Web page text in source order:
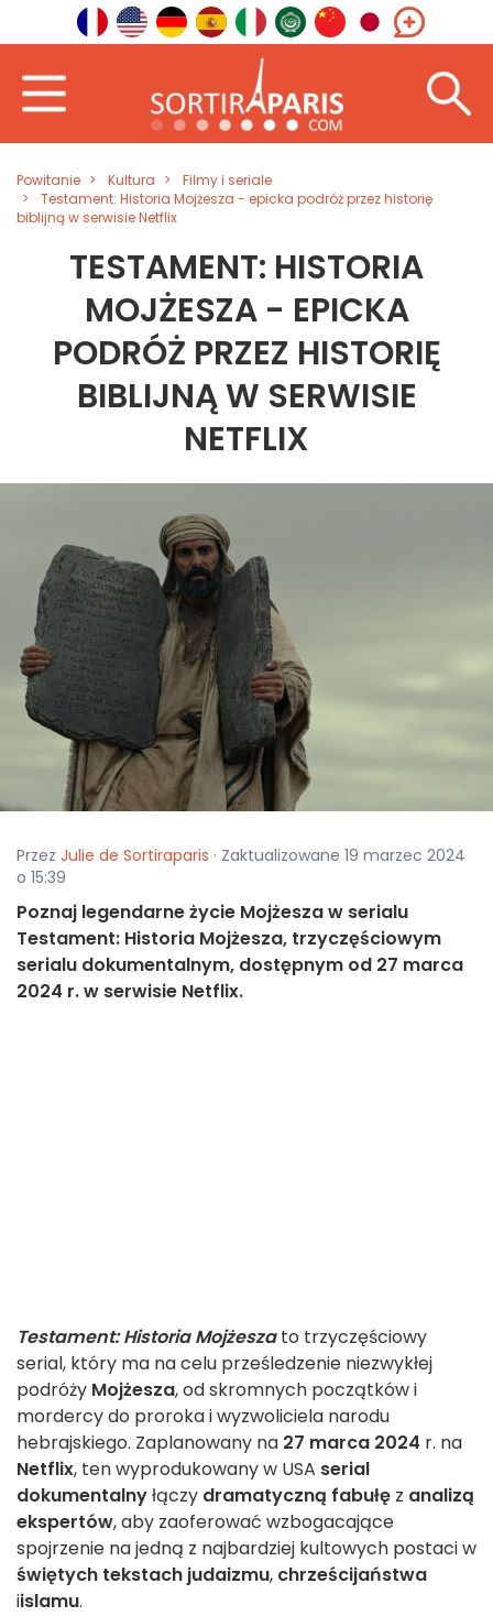
Powitanie Kultura
Filmy i seriale
Testament: Historia Mojżesza - epicka podróż przez historię
biblijną w serwisie Netflix
TESTAMENT: HISTORIA
MOJŻESZA - EPICKA
PODRÓŻ PRZEZ HISTORIĘ
BIBLIJNĄ W SERWISIE
NETFLIX
Przez Julie de Sortiraparis · Zaktualizowane 19 marzec 2024
o 15:39
Poznaj legendarne życie Mojżesza w serialu
Testament: Historia Mojżesza, trzyczęściowym
serialu dokumentalnym, dostępnym od 27 marca
2024 r. w serwisie Netflix.
Testament: Historia Mojżeszato trzyczęściowy
serial, który ma na celu prześledzenie niezwykłej
podróży Mojżesza, od skromnych początków i
mordercy do proroka i wyzwoliciela narodu
hebrajskiego. Zaplanowany na 27 marca 2024 r. na
Netflix, ten wyprodukowany w USA serial
dokumentalnyłączy dramatyczną fabułę z analizą
ekspertów, aby zaoferować wzbogacające
spojrzenie na jedną z najbardziej kultowych postaci w
świętych tekstach judaizmu, chrześcijaństwa
iislamu.